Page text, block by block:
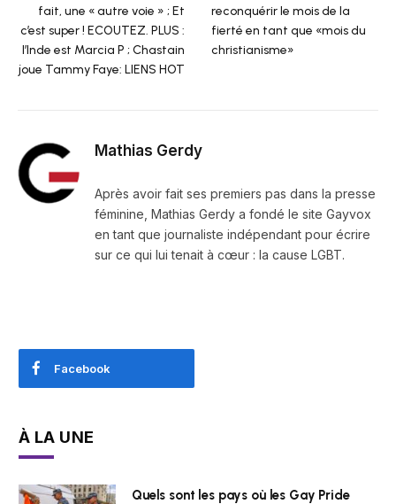
fait, une « autre voie » ; Et
c’est super ! ECOUTEZ. PLUS :
l’Inde est Marcia P ; Chastain
joue Tammy Faye: LIENS HOT
reconquérir le mois de la
fierté en tant que «mois du
christianisme»
Mathias Gerdy
Après avoir fait ses premiers pas dans la presse
féminine, Mathias Gerdy a fondé le site Gayvox
en tant que journaliste indépendant pour écrire
sur ce qui lui tenait à cœur : la cause LGBT.
Facebook
À LA UNE
Quels sont les pays où les Gay Pride